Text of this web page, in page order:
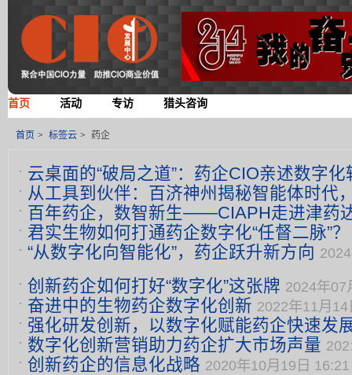
首页 活动 专访 猎头咨询
首页 > 标签云 > 药企
云桌面的“破局之道”：药企CIO亲述数字
05月29日 16:45
从工具到伙伴：百济神州揭秘智能体时代
破局之道 2026年05月22日 16:25
百年药企，数智新生——CIAPH走进津药
2026年04月27日 10:28
君实生物如何打通药企数字化“任督二脉”？
“从数字化向智能化”，药企跃升新方向
创新药企如何打好“数字化”这张牌 2024年07
奋进中的生物药企数字化创新 2022年11月
强化研发创新，以数字化赋能药企快速发
14:13
数字化创新营销助力药企扩大市场声量
创新药企的信息化战略 2020年10月19日 16:21